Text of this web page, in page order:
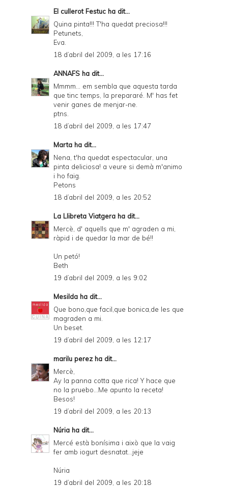
El cullerot Festuc ha dit...
Quina pinta!!! T'ha quedat preciosa!!!
Petunets,
Eva.
18 d’abril del 2009, a les 17:16
ANNAFS ha dit...
Mmmm... em sembla que aquesta tarda
que tinc temps, la prepararé. M' has fet
venir ganes de menjar-ne.
ptns.
18 d’abril del 2009, a les 17:47
Marta ha dit...
Nena, t'ha quedat espectacular, una
pinta deliciosa! a veure si demà m'animo
i ho faig.
Petons
18 d’abril del 2009, a les 20:52
La Llibreta Viatgera ha dit...
Mercè, d' aquells que m' agraden a mi,
ràpid i de quedar la mar de bé!!
Un petó!
Beth
19 d’abril del 2009, a les 9:02
Mesilda ha dit...
Que bono,que facil,que bonica,de les que
magraden a mi.
Un beset.
19 d’abril del 2009, a les 12:17
marilu perezha dit...
Mercè,
Ay la panna cotta que rica! Y hace que
no la pruebo...Me apunto la receta!
Besos!
19 d’abril del 2009, a les 20:13
Núria ha dit...
Mercé està bonísima i això que la vaig
fer amb iogurt desnatat...jeje
Núria
19 d’abril del 2009, a les 20:18